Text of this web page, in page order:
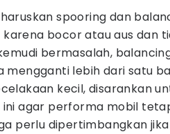
spooring dan
bocor atau aus dan
bermasalah,
mengganti lebih dari satu
kecil, disarankan
ini agar performa mobil
perlu dipertimbangkan